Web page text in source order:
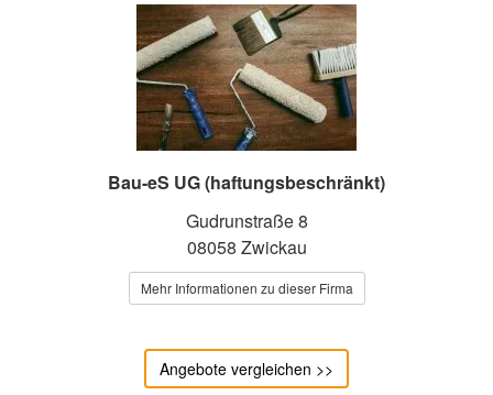
Bau-eS UG (haftungsbeschränkt)
Gudrunstraße 8
08058 Zwickau
Mehr Informationen zu dieser Firma
Angebote vergleichen >>